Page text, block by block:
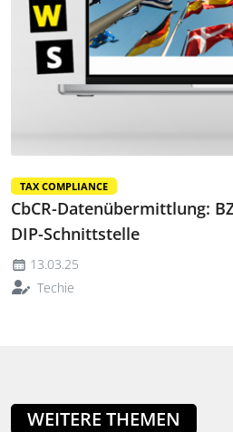
TAX COMPLIANCE
CbCR-Datenübermittlung:
DIP-Schnittstelle
13.03.25
Techie
WEITERE THEMEN